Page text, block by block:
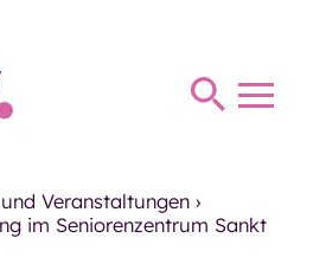
Ergotherapie
Veranstaltungen›
im Seniorenzentrum Sankt